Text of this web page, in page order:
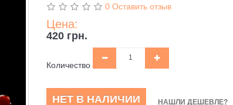
0 Оставить отзыв
Цена:
420 грн.
Количество
НЕТ В НАЛИЧИИ НАШЛИ ДЕШЕВЛЕ?